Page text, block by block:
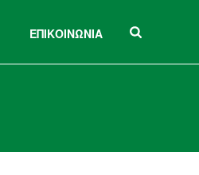
ΕΠΙΚΟΙΝΩΝΙΑ